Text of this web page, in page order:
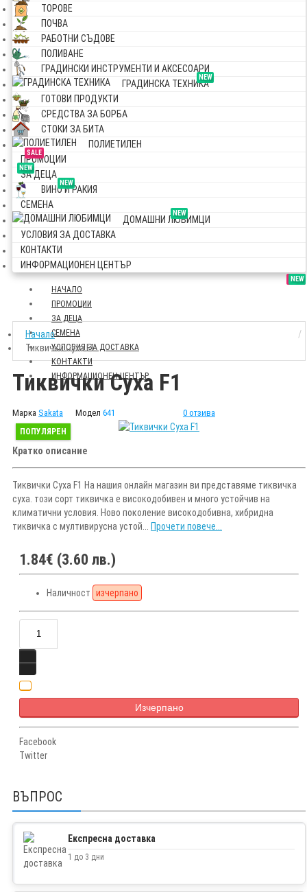
ТОРОВЕ
ПОЧВА
РАБОТНИ СЪДОВЕ
ПОЛИВАНЕ
ГРАДИНСКИ ИНСТРУМЕНТИ И АКСЕСОАРИ
NEW
ГРАДИНСКА ТЕХНИКА
ГОТОВИ ПРОДУКТИ
СРЕДСТВА ЗА БОРБА
СТОКИ ЗА БИТА
ПОЛИЕТИЛЕН
SALE
ПРОМОЦИИ
NEW
ЗА ДЕЦА
NEW
ВИНО И РАКИЯ
СЕМЕНА
NEW
ДОМАШНИ ЛЮБИМЦИ
УСЛОВИЯ ЗА ДОСТАВКА
КОНТАКТИ
ИНФОРМАЦИОНЕН ЦЕНТЪР
НАЧАЛО
SALE
ПРОМОЦИИ
NEW
ЗА ДЕЦА
СЕМЕНА
УСЛОВИЯ ЗА ДОСТАВКА
КОНТАКТИ
ИНФОРМАЦИОНЕН ЦЕНТЪР
Начало
Тиквички Суха F1
Тиквички Суха F1
Марка Sakata Модел 641 0 отзива
ПОПУЛЯРЕН
Кратко описание
Тиквички Суха F1 На нашия онлайн магазин ви представяме тиквичка
суха. този сорт тиквичка е високодобивен и много устойчив на
климатични условия. Ново поколение високодобивна, хибридна
тиквичка с мултивирусна устой... Прочети повече...
1.84€ (3.60 лв.)
Наличност изчерпано
Изчерпано
Facebook
Twitter
ВЪПРОС
Експресна доставка
1 до 3 дни